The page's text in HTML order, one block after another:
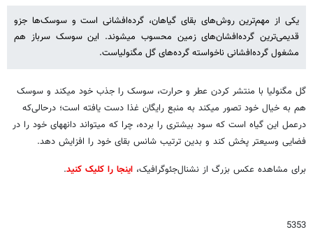
یکی از مهم‌ترین روش‌های بقای گیاهان، گرده‌افشانی است و سوسک‌ها جزو
قدیمی‌ترین گرده‌افشان‌های زمین محسوب می‎شوند. این سوسک سرباز هم
مشغول گرده‌افشانی ناخواسته گرده‌های گل مگنولیاست.
گل مگنولیا با منتشر کردن عطر و حرارت، سوسک را جذب خود می‎کند و سوسک
هم به خیال خود تصور می‎کند به منبع رایگان غذا دست یافته است؛ درحالی‌که
درعمل این گیاه است که سود بیشتری را برده، چرا که می‎تواند دانه‎های خود را در
فضایی وسیع‎تر پخش کند و بدین ترتیب شانس بقای خود را افزایش دهد.
برای مشاهده عکس بزرگ از نشنال‎‌جئوگرافیک،
اینجا را کلیک کنید.
5353